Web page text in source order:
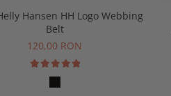
Hansen HH Logo Webbing
Belt
120,00 RON